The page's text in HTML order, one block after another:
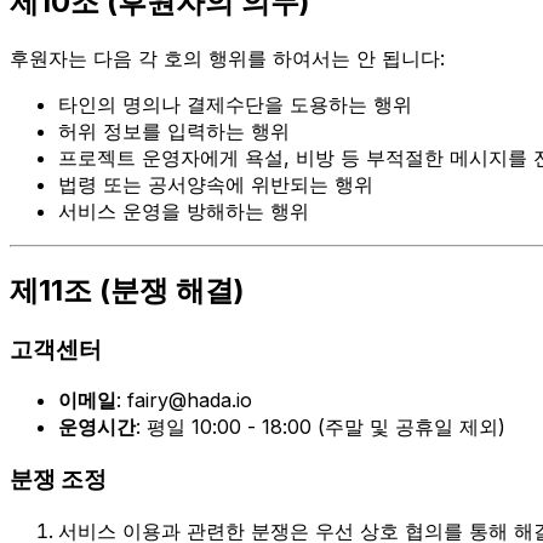
후원자는 다음 각 호의 행위를 하여서는 안 됩니다:
타인의 명의나 결제수단을 도용하는 행위
허위 정보를 입력하는 행위
프로젝트 운영자에게 욕설, 비방 등 부적절한 메시지를
법령 또는 공서양속에 위반되는 행위
서비스 운영을 방해하는 행위
제11조 (분쟁 해결)
고객센터
이메일: fairy@hada.io
운영시간: 평일 10:00 - 18:00 (주말 및 공휴일 제외)
분쟁 조정
서비스 이용과 관련한 분쟁은 우선 상호 협의를 통해 해